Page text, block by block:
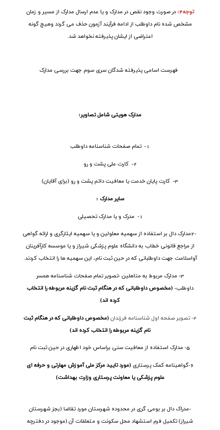
توجه4 : در صورت وجود نقص در مدارک و یا عدم ارسال مدارک از مسیر و زمان
مشخص شده نام داوطلب از ادامه فرآیند آزمون حذف می گردد وهیچ گونه
اعتراضی از ایشان پذیرفته نخواهد شد.
فهرست اسامی پذیرفته شدگان سری سوم جهت بررسی مدارک
مدارک هویتی شامل تصاویر:
1- تمام صفحات شناسنامه داوطلب
2- کارت ملی پشت و رو
3- کارت پایان خدمت یا معافیت دائم پشت و رو (برای آقایان)
سایر مدارک :
1- مدرک و یا مدارک تحصیلی
2-مدارک دال بر استفاده از سهمیه معلولین و یا سهمیه ایثارگری و ارائه گواهی
از مراجع قانونی خطاب به دانشگاه علوم پزشکی شیراز و یا موسسه کارآفرینان
آواسلامت جهت داوطلبانی که در حین ثبت نام، این سهمیه ها را انتخاب کردند.
3- مدارک مربوط به متاهلین -تصویر تمام صفحات شناسنامه همسر
داوطلب-(مخصوص داوطلبانی که در هنگام ثبت نام گزینه مربوطه را انتخاب
کرده اند)
4- تصویر صفحه اول شناسنامه فرزندان
(مخصوص داوطلبانی که در هنگام ثبت
نام گزینه مربوطه را انتخاب کرده اند)
5- مدارک استفاده از معافیت سنی براساس خود اظهاری در حین ثبت نام
6-گواهینامه کمک پرستاری
(مورد تایید مرکز ملی آموزش مهارتی و حرفه ای
علوم پزشکی یا معاونت پرستاری وزارت بهداشت)
-مدراک دال بر بومی گری در محدوده شهرستان مورد تقاضا (بجز شهرستان
شیراز) تکمیل فرم استشهاد محل سکونت و متعلقات آن (موجود در دفترچه